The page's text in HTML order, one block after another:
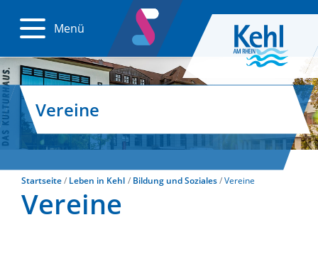
Menü
Vereine
Startseite Leben in Kehl Bildung und Soziales Vereine
Vereine